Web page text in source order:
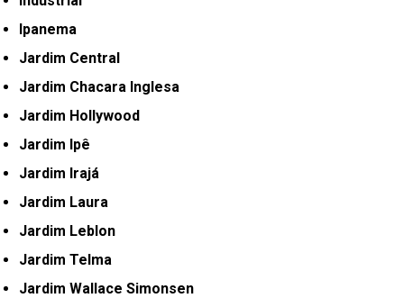
Ipanema
Jardim Central
Jardim Chacara Inglesa
Jardim Hollywood
Jardim Ipê
Jardim Irajá
Jardim Laura
Jardim Leblon
Jardim Telma
Jardim Wallace Simonsen